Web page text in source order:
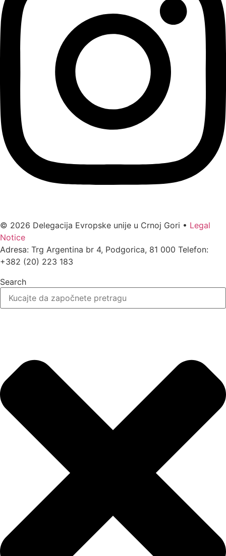
© 2026 Delegacija Evropske unije u Crnoj Gori • Legal
Notice
Adresa: Trg Argentina br 4, Podgorica, 81 000 Telefon:
+382 (20) 223 183
Search